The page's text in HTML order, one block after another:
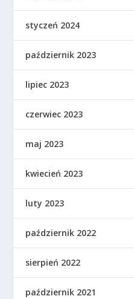
styczeń 2024
październik 2023
lipiec 2023
czerwiec 2023
maj 2023
kwiecień 2023
luty 2023
październik 2022
sierpień 2022
październik 2021